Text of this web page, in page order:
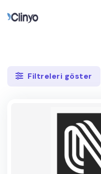
Filtreleri göster